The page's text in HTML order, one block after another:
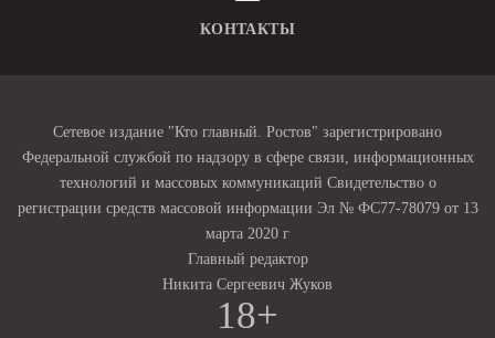
КОНТАКТЫ
Сетевое издание "Кто главный. Ростов" зарегистрировано
Федеральной службой по надзору в сфере связи, информационных
технологий и массовых коммуникаций Свидетельство о
регистрации средств массовой информации Эл № ФС77-78079 от 13
марта 2020 г
Главный редактор
Никита Сергеевич Жуков
18+